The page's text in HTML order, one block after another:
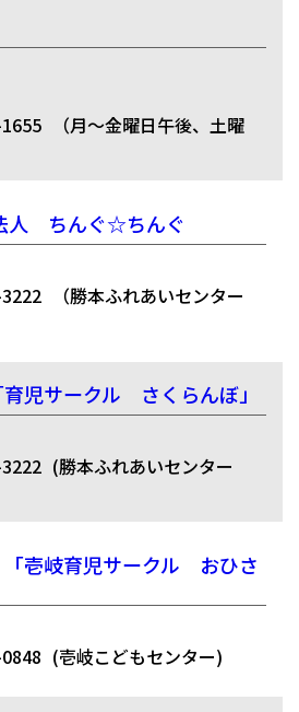
（月～金曜日午後、土曜
人 ちんぐ☆ちんぐ
（勝本ふれあいセンター
児サークル さくらんぼ」
(勝本ふれあいセンター
壱岐育児サークル おひさ
(壱岐こどもセンター)